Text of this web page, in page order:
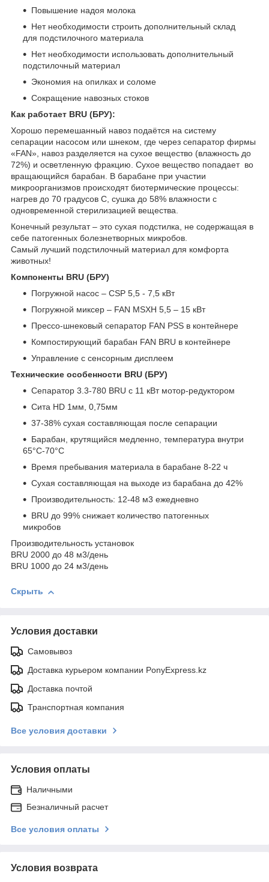
Повышение надоя молока
Нет необходимости строить дополнительный склад
для подстилочного материала
Нет необходимости использовать дополнительный
подстилочный материал
Экономия на опилках и соломе
Сокращение навозных стоков
Как работает BRU (БРУ):
Хорошо перемешанный навоз подаётся на систему
сепарации насосом или шнеком, где через сепаратор фирмы
«FAN», навоз разделяется на сухое вещество (влажность до
72%) и осветленную фракцию. Сухое вещество попадает во
вращающийся барабан. В барабане при участии
микроорганизмов происходят биотермические процессы:
нагрев до 70 градусов С, сушка до 58% влажности с
одновременной стерилизацией вещества.
Конечный результат – это сухая подстилка, не содержащая в
себе патогенных болезнетворных микробов.
Самый лучший подстилочный материал для комфорта
животных!
Компоненты BRU (БРУ)
Погружной насос – CSP 5,5 - 7,5 кВт
Погружной миксер – FAN MSXH 5,5 – 15 кВт
Прессо-шнековый сепаратор FAN PSS в контейнере
Компостирующий барабан FAN BRU в контейнере
Управление с сенсорным дисплеем
Технические особенности BRU (БРУ)
Сепаратор 3.3-780 BRU с 11 кВт мотор-редуктором
Сита HD 1мм, 0,75мм
37-38% сухая составляющая после сепарации
Барабан, крутящийся медленно, температура внутри
65°C-70°C
Время пребывания материала в барабане 8-22 ч
Сухая составляющая на выходе из барабана до 42%
Производительность: 12-48 м3 ежедневно
BRU до 99% снижает количество патогенных
микробов
Производительность установок
BRU 2000 до 48 м3/день
BRU 1000 до 24 м3/день
Скрыть
Условия доставки
Самовывоз
Доставка курьером компании PonyExpress.kz
Доставка почтой
Транспортная компания
Все условия доставки
Условия оплаты
Наличными
Безналичный расчет
Все условия оплаты
Условия возврата